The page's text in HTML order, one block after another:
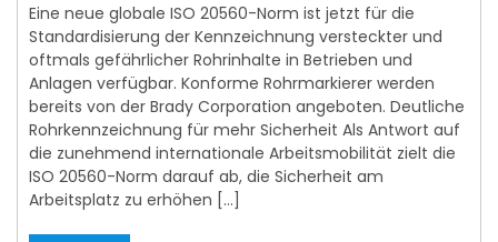
Eine neue globale ISO 20560-Norm ist jetzt für die
Standardisierung der Kennzeichnung versteckter und
oftmals gefährlicher Rohrinhalte in Betrieben und
Anlagen verfügbar. Konforme Rohrmarkierer werden
bereits von der Brady Corporation angeboten. Deutliche
Rohrkennzeichnung für mehr Sicherheit Als Antwort auf
die zunehmend internationale Arbeitsmobilität zielt die
ISO 20560-Norm darauf ab, die Sicherheit am
Arbeitsplatz zu erhöhen […]